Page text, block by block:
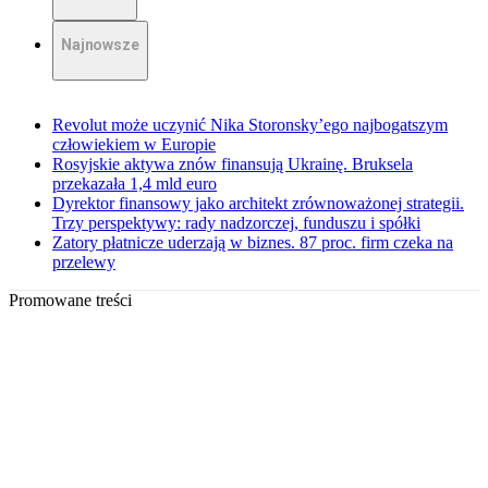
Najnowsze
Revolut może uczynić Nika Storonsky’ego najbogatszym
człowiekiem w Europie
Rosyjskie aktywa znów finansują Ukrainę. Bruksela
przekazała 1,4 mld euro
Dyrektor finansowy jako architekt zrównoważonej strategii.
Trzy perspektywy: rady nadzorczej, funduszu i spółki
Zatory płatnicze uderzają w biznes. 87 proc. firm czeka na
przelewy
Promowane treści